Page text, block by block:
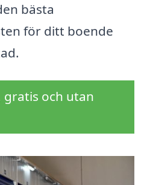
bästa
för ditt boende
gratis och utan